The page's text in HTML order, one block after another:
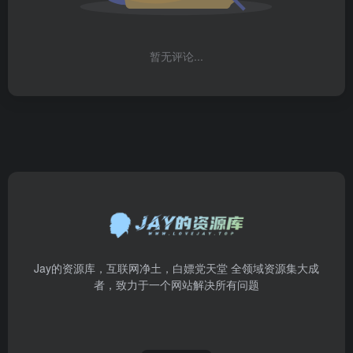
暂无评论...
Jay的资源库，互联网净土，白嫖党天堂 全领域资源集大成
者，致力于一个网站解决所有问题